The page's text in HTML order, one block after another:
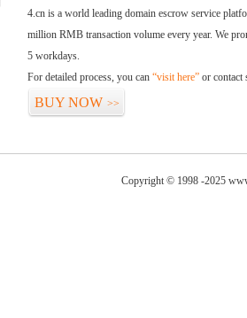
4.cn is a world leading domain escrow service
million RMB transaction volume every year. We
5 workdays.
For detailed process, you can “visit here” or contact
BUY NOW >>
Copyright © 1998 -2025